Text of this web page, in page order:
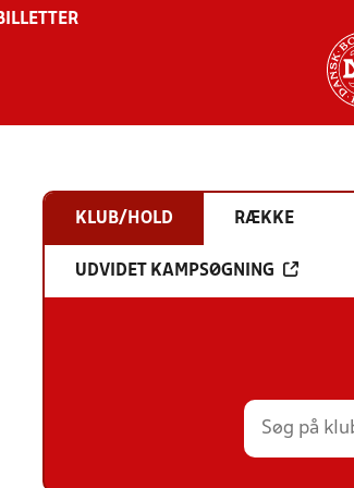
KLUB/HOLD RÆKKE
UDVIDET KAMPSØGNING